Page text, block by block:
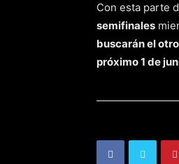
Con esta parte
semifinales
buscarán el
próximo 1 de